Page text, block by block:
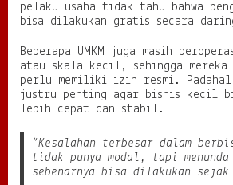
pelaku usaha tidak tahu bahwa
bisa dilakukan gratis secara
Beberapa UMKM juga masih
atau skala kecil, sehingga mereka
perlu memiliki izin resmi.
justru penting agar bisnis kecil
lebih cepat dan stabil.
“Kesalahan terbesar dalam
tidak punya modal, tapi
sebenarnya bisa dilakukan sejak